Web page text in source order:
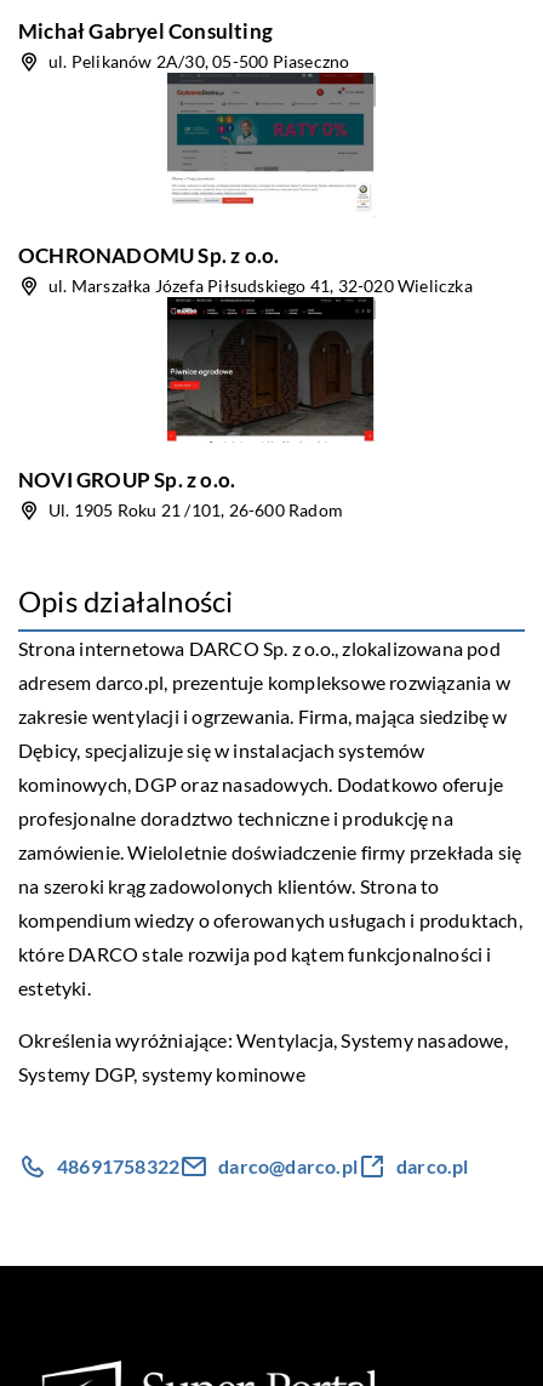
Michał Gabryel Consulting
ul. Pelikanów 2A/30, 05-500 Piaseczno
OCHRONADOMU Sp. z o.o.
ul. Marszałka Józefa Piłsudskiego 41, 32-020 Wieliczka
NOVI GROUP Sp. z o.o.
Ul. 1905 Roku 21 /101, 26-600 Radom
Opis działalności
Strona internetowa DARCO Sp. z o.o., zlokalizowana pod
adresem darco.pl, prezentuje kompleksowe rozwiązania w
zakresie wentylacji i ogrzewania. Firma, mająca siedzibę w
Dębicy, specjalizuje się w instalacjach systemów
kominowych, DGP oraz nasadowych. Dodatkowo oferuje
profesjonalne doradztwo techniczne i produkcję na
zamówienie. Wieloletnie doświadczenie firmy przekłada się
na szeroki krąg zadowolonych klientów. Strona to
kompendium wiedzy o oferowanych usługach i produktach,
które DARCO stale rozwija pod kątem funkcjonalności i
estetyki.
Określenia wyróżniające: Wentylacja, Systemy nasadowe,
Systemy DGP, systemy kominowe
48691758322 darco@darco.pl darco.pl